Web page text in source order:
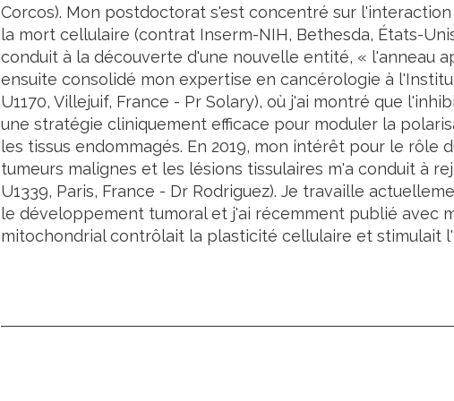
Corcos). Mon postdoctorat s'est concentré sur
la mort cellulaire (contrat Inserm-NIH, Bethesda, États-
conduit à la découverte d'une nouvelle entité, « l'anneau
ensuite consolidé mon expertise en cancérologie à
U1170, Villejuif, France - Pr Solary), où j'ai montré que
une stratégie cliniquement efficace pour moduler la
les tissus endommagés. En 2019, mon intérêt pour le rôle
tumeurs malignes et les lésions tissulaires m'a conduit à
U1339, Paris, France - Dr Rodriguez). Je travaille
le développement tumoral et j'ai récemment publié avec
mitochondrial contrôlait la plasticité cellulaire et stimulait